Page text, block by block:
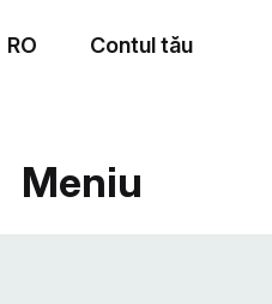
RO Contul tău
Meniu